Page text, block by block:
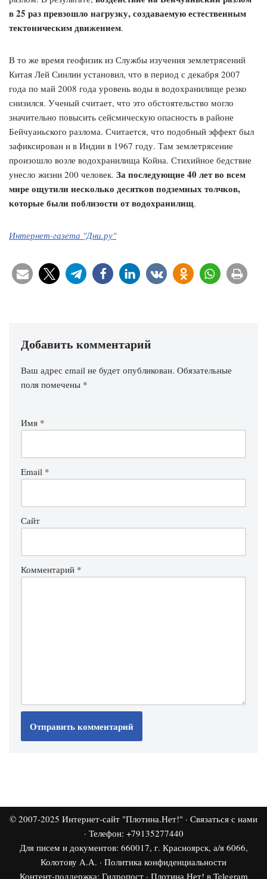
в 25 раз превзошло нагрузку, создаваемую естественным
тектоническим движением.
В то же время геофизик из Службы изучения землетрясений
Китая Лей Синлин установил, что в период с декабря 2007
года по май 2008 года уровень воды в водохранилище резко
снизился. Ученый считает, что это обстоятельство могло
значительно повысить сейсмическую опасность в районе
Бейчуаньского разлома. Считается, что подобный эффект был
зафиксирован и в Индии в 1967 году. Там землетрясение
произошло возле водохранилища Койна. Стихийное бедствие
унесло жизни 200 человек. За последующие 40 лет во всем
мире ощутили несколько десятков подземных толчков,
которые были поблизости от водохранилищ.
Интернет-газета "Дни.ру"
Добавить комментарий
Ваш адрес email не будет опубликован. Обязательные
поля помечены *
Имя *
Email *
Сайт
Комментарий *
© 2007-2025 Интернет-сайт "Плотина.Нет!" · Связаться с нами
· Телефон: +79135277440
Для писем и документов: 660017, г. Красноярск, а/я 6066,
Колотову А.А. · Политика конфиденциальности
Контент-поддержка: Гидропост· Плотина.Нет! в Telegram